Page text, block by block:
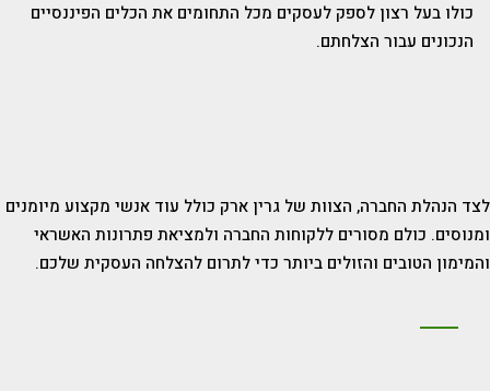
כולו בעל רצון לספק לעסקים מכל התחומים את הכלים הפיננסיים
הנכונים עבור הצלחתם.
לצד הנהלת החברה, הצוות של גרין ארק כולל עוד אנשי מקצוע מיומנים
ומנוסים. כולם מסורים ללקוחות החברה ולמציאת פתרונות האשראי
והמימון הטובים והזולים ביותר כדי לתרום להצלחה העסקית שלכם.